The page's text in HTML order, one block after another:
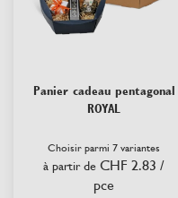
Panier cadeau pentagonal
ROYAL
Choisir parmi 7 variantes
à partir de CHF 2.83 /
pce